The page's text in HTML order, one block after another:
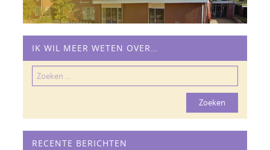
IK WIL MEER WETEN OVER…
Zoeken
naar:
RECENTE BERICHTEN